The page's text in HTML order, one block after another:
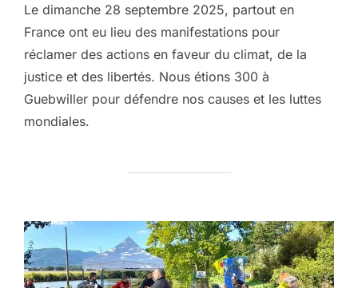
Le dimanche 28 septembre 2025, partout en
France ont eu lieu des manifestations pour
réclamer des actions en faveur du climat, de la
justice et des libertés. Nous étions 300 à
Guebwiller pour défendre nos causes et les luttes
mondiales.